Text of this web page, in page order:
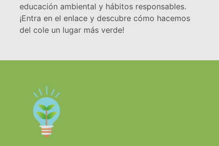
educación ambiental y hábitos responsables.
¡Entra en el enlace y descubre cómo hacemos
del cole un lugar más verde!